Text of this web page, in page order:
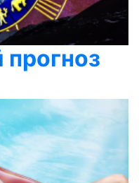
прогноз